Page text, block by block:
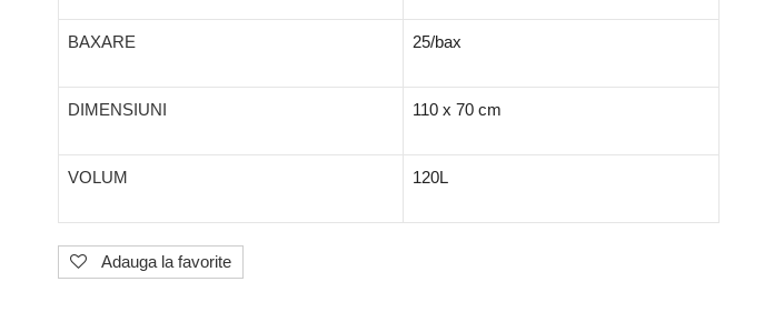
BAXARE 25/bax
DIMENSIUNI 110 x 70 cm
VOLUM 120L
Adauga la favorite